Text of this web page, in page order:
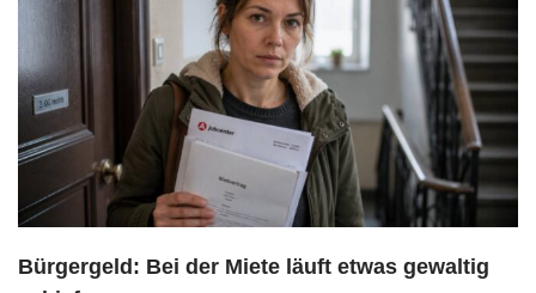
Bürgergeld: Bei der Miete läuft etwas gewaltig